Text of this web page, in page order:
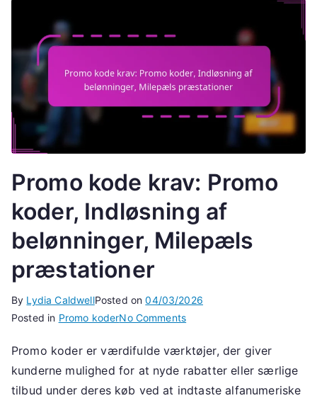
Promo kode krav: Promo
koder, Indløsning af
belønninger, Milepæls
præstationer
By Lydia CaldwellPosted on04/03/2026
Posted in Promo koderNo Commentson
kode
krav:
Promo
Promo koder er værdifulde værktøjer, der giver
kunderne mulighed for at nyde rabatter eller særlige
tilbud under deres køb ved at indtaste alfanumeriske